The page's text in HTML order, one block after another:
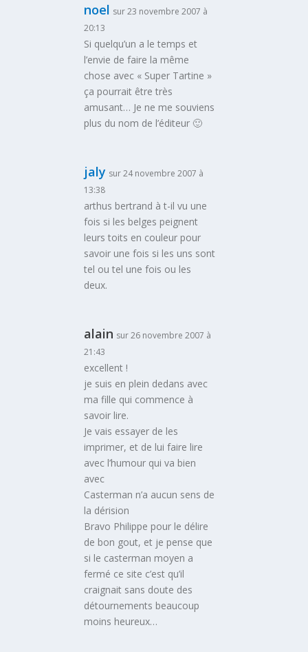
noel sur 23 novembre 2007 à
20:13
Si quelqu’un a le temps et
l’envie de faire la même
chose avec « Super Tartine »
ça pourrait être très
amusant… Je ne me souviens
plus du nom de l’éditeur 🙂
jaly sur 24 novembre 2007 à
13:38
arthus bertrand à t-il vu une
fois si les belges peignent
leurs toits en couleur pour
savoir une fois si les uns sont
tel ou tel une fois ou les
deux.
alain sur 26 novembre 2007 à
21:43
excellent !
je suis en plein dedans avec
ma fille qui commence à
savoir lire.
Je vais essayer de les
imprimer, et de lui faire lire
avec l’humour qui va bien
avec
Casterman n’a aucun sens de
la dérision
Bravo Philippe pour le délire
de bon gout, et je pense que
si le casterman moyen a
fermé ce site c’est qu’il
craignait sans doute des
détournements beaucoup
moins heureux…